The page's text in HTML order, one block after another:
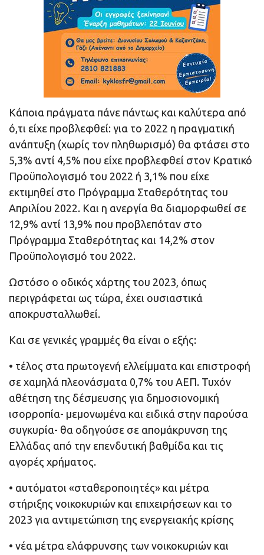
Κάποια πράγματα πάνε πάντως και καλύτερα από
ό,τι είχε προβλεφθεί: για το 2022 η πραγματική
ανάπτυξη (χωρίς τον πληθωρισμό) θα φτάσει στο
5,3% αντί 4,5% που είχε προβλεφθεί στον Κρατικό
Προϋπολογισμό του 2022 ή 3,1% που είχε
εκτιμηθεί στο Πρόγραμμα Σταθερότητας του
Απριλίου 2022. Και η ανεργία θα διαμορφωθεί σε
12,9% αντί 13,9% που προβλεπόταν στο
Πρόγραμμα Σταθερότητας και 14,2% στον
Προϋπολογισμό του 2022.
Ωστόσο ο οδικός χάρτης του 2023, όπως
περιγράφεται ως τώρα, έχει ουσιαστικά
αποκρυσταλλωθεί.
Και σε γενικές γραμμές θα είναι ο εξής:
• τέλος στα πρωτογενή ελλείμματα και επιστροφή
σε χαμηλά πλεονάσματα 0,7% του ΑΕΠ. Τυχόν
αθέτηση της δέσμευσης για δημοσιονομική
ισορροπία- μεμονωμένα και ειδικά στην παρούσα
συγκυρία- θα οδηγούσε σε απομάκρυνση της
Ελλάδας από την επενδυτική βαθμίδα και τις
αγορές χρήματος.
• αυτόματοι «σταθεροποιητές» και μέτρα
στήριξης νοικοκυριών και επιχειρήσεων και το
2023 για αντιμετώπιση της ενεργειακής κρίσης
• νέα μέτρα ελάφρυνσης των νοικοκυριών και